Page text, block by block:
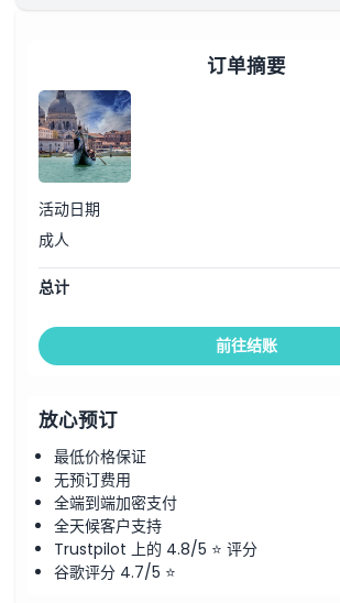
如何兑换
取消政策
订单摘要
活动日期
成人
总计
前往结账
放心预订
最低价格保证
无预订费用
全端到端加密支付
全天候客户支持
Trustpilot 上的 4.8/5 ⭐ 评分
谷歌评分 4.7/5 ⭐